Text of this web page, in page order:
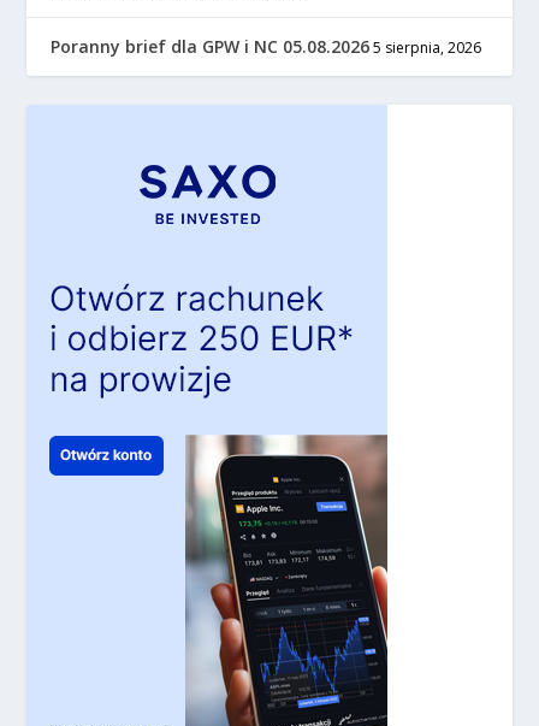
Poranny brief dla GPW i NC 05.08.2026 5 sierpnia, 2026